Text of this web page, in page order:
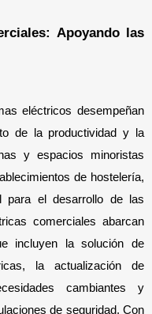
Apoyando las
eléctricos desempeñan
de la productividad y la
y espacios minoristas
de hostelería,
para el desarrollo de las
comerciales abarcan
incluyen la solución de
la actualización de
cambiantes y
de seguridad. Con